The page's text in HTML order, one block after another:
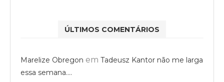
ÚLTIMOS COMENTÁRIOS
Marelize Obregon em Tadeusz Kantor não me larga
essa semana….